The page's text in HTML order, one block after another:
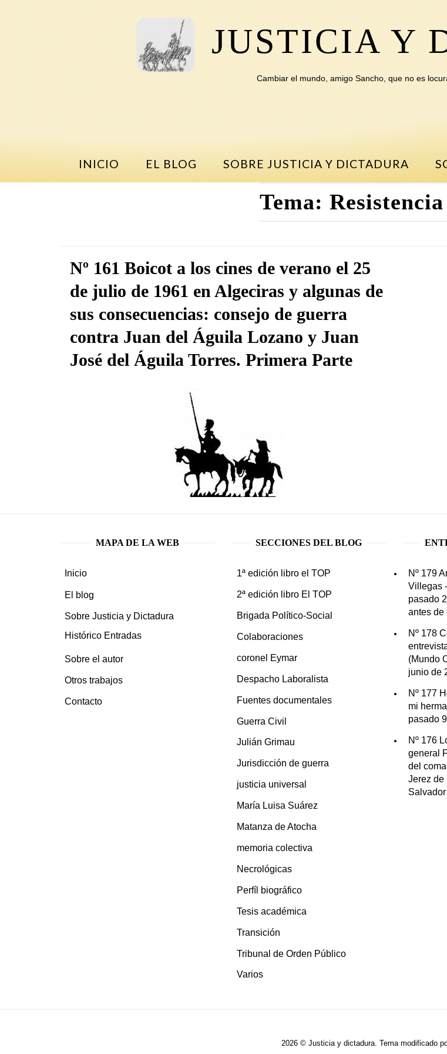
JUSTICIA Y
Cambiar el mundo, amigo Sancho, que no es
INICIO EL BLOG SOBRE JUSTICIA Y DICTADURA
Tema:
Nº 161 Boicot a los cines de verano el 25
de julio de 1961 en Algeciras y algunas de
sus consecuencias: consejo de guerra
contra Juan del Águila Lozano y Juan
José del Águila Torres. Primera Parte
MAPA DE LA WEB
Inicio
El blog
Sobre Justicia y Dictadura
Histórico Entradas
Sobre el autor
Otros trabajos
Contacto
SECCIONES DEL BLOG
1ª edición libro el TOP
2ª edición libro El TOP
Brigada Político-Social
Colaboraciones
coronel Eymar
Despacho Laboralista
Fuentes documentales
Guerra Civil
Julián Grimau
Jurisdicción de guerra
justicia universal
María Luisa Suárez
Matanza de Atocha
memoria colectiva
Necrológicas
Perfíl biográfico
Tesis académica
Transición
Tribunal de Orden Público
Varios
Nº 179
Villegas
pasado
antes de
Nº 178
(Mundo
junio de
Nº 177
mi
pasado
Nº 176
general
del
Jerez de
2026 © Justicia y dictadura. Tema modificado